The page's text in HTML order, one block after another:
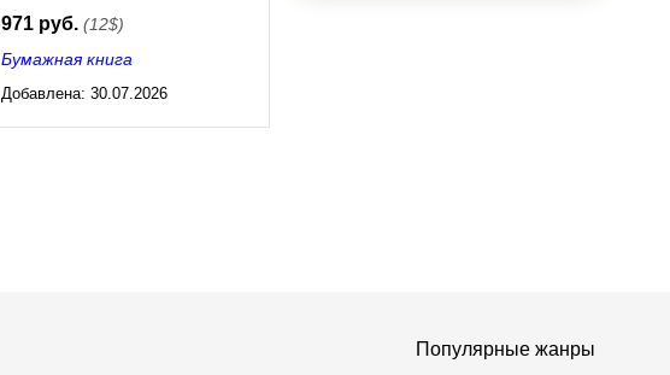
971 руб. (12$)
Бумажная книга
Добавлена: 30.07.2026
03:23
Популярные жанры